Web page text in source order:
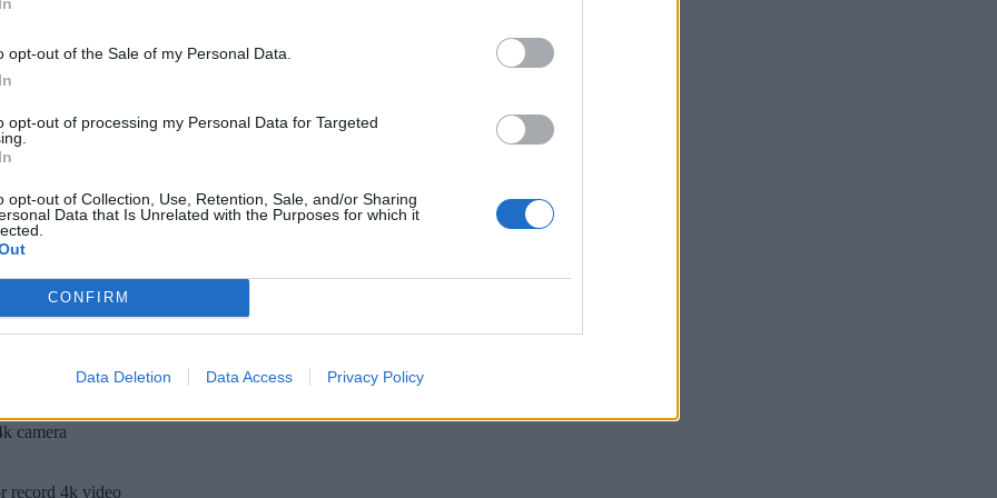
opt-out of the Sale of my Personal Data.
opt-out of processing my Personal Data for Targeted
opt-out of Collection, Use, Retention, Sale, and/or Sharing
Data that Is Unrelated with the Purposes for which it
CONFIRM
Data Deletion Data Access Privacy Policy
create time lapse video
color effects, white balance, and manual exposure lock, manual ISO.
hd
compensation).
delay) automatic repeat mode.
camera
record 4k video